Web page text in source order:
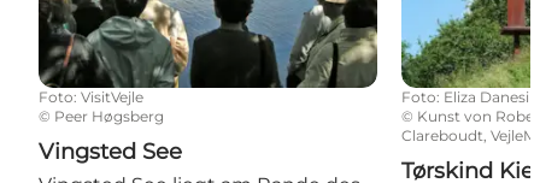
Foto: VisitVejle
© Peer Høgsberg
Vingsted See
Foto: Eliza Danesi
© Kunst von
Clareboudt,
Tørskind